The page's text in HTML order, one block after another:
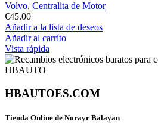
Volvo, Centralita de Motor
€45.00
Añadir a la lista de deseos
Añadir al carrito
Vista rápida
HBAUTOES.COM
Tienda Online de Norayr Balayan